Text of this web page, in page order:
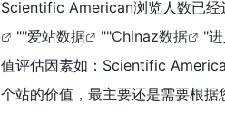
Scientific American浏览人数已经
""爱站数据 ""Chinaz数据
"
值评估因素如：Scientific
个站的价值，最主要还是需要根